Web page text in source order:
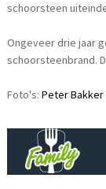
schoorsteen
Ongeveer drie jaar
schoorsteenbrand.
Foto's:Peter Bakker